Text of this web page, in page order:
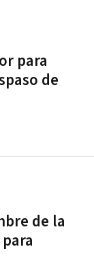
para
de
de la